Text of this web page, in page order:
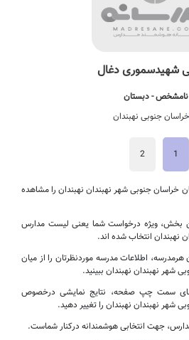
شهیدسموری دغال
نامشخص - دبستان
خراسان جنوبی نهبندان
1
2
جنوبی شهر نهبندان نهبندان را مشاهده
بخش، ویژه درخواست شما یعنی لیست مدارس
نهبندان انتخاب شده اند.
هرمدرسه، اطلاعات مدرسه موردنظرتان را از میان
نهبندان نهبندان ببینید.
سمت چپ صفحه، نتایج نمایشی درخصوص
نهبندان نهبندان را تغییر دهید.
جهت انتخابی هوشمندانه درکنار شماست.